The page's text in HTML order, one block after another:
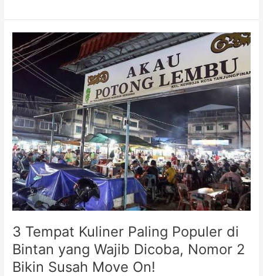
3 Tempat Kuliner Paling Populer di
Bintan yang Wajib Dicoba, Nomor 2
Bikin Susah Move On!
Tempat
Kuliner
Paling
Populer
di
Bintan
yang
Wajib
Dicoba,
Nomor
2
Bikin
Susah
On!